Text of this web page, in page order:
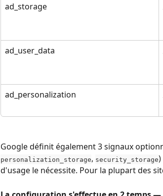
ad_storage
ad_user_data
ad_personalization
Google définit également 3 signaux
personalization_storage, security_storage
d'usage le nécessite. Pour la plupart des